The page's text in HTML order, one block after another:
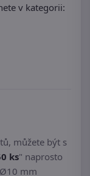
v kategorii:
můžete být s
ks" naprosto
mm